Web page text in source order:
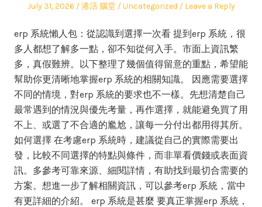
Posted
July 31, 2026 Author
港活 腦堂
Posted
Uncategorized Leave a Reply
erp 系統懶人包：從認識到選擇一次看 提到erp 系統，很
多人都想了解多一點，卻不知從何入手。市面上資訊繁
多，真假難辨。以下整理了幾個值得留意的重點，希望能
幫助你更清晰地掌握erp 系統的相關知識。 因應需要選擇
不同的情境，對erp 系統的要求也不一樣。先想清楚自己
最常遇到的情況與優先考量，再作選擇，就能避免買了用
不上、或選了不合適的尷尬，讓每一分付出都用得其所。
如何選擇 在考慮erp 系統時，建議從自己的實際需要出
發，比較不同選擇的特點與條件，而非單看價錢或表面資
訊。多參考可靠來源、細閱詳情，有助找到最切合需要的
方案。想進一步了解相關資訊，可以參考erp 系統，當中
有更詳細的介紹。 erp 系統是甚麼 要真正掌握erp 系統，